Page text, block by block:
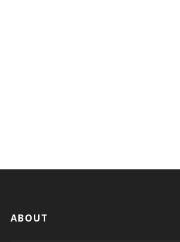
ABOUT